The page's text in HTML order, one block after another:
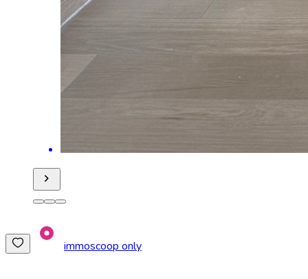
immoscoop only